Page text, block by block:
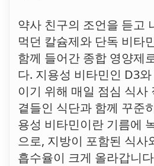
약사 친구의 조언을 듣고
먹던 칼슘제와 단독 비타
함께 들어간 종합 영양제
다. 지용성 비타민인 D3
이기 위해 매일 점심 식사
곁들인 식단과 함께 꾸준
용성 비타민이란 기름에
으로, 지방이 포함된 식사
흡수율이 크게 올라갑니